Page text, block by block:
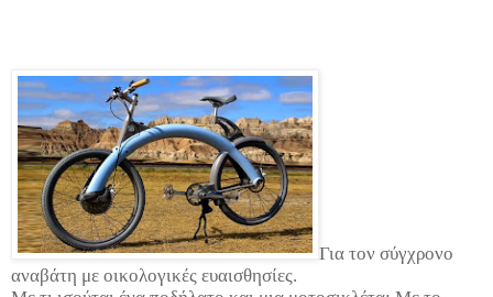
Για τον σύγχρονο
αναβάτη με οικολογικές ευαισθησίες.